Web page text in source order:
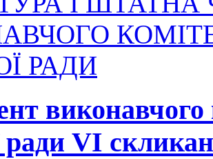
РАДИ
виконавчого
ради VI